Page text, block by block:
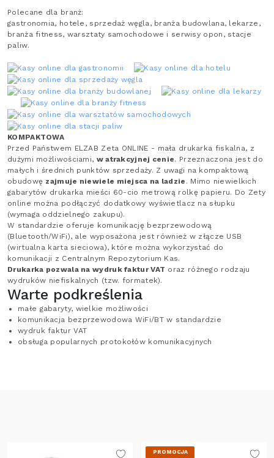
Polecane dla branż:
gastronomia, hotele, sprzedaż węgla, branża budowlana, lekarze,
branża fitness, warsztaty samochodowe i serwisy opon, stacje
paliw.
KOMPAKTOWA
Przed Państwem ELZAB Zeta ONLINE - mała drukarka fiskalna, z
dużymi możliwościami, w atrakcyjnej cenie. Przeznaczona jest do
małych i średnich punktów sprzedaży. Z uwagi na kompaktową
obudowę zajmuje niewiele miejsca na ladzie . Mimo niewielkich
gabarytów drukarka mieści 60-cio metrową rolkę papieru. Do Zety
online można podłączyć dodatkowy wyświetlacz na słupku
(wymaga oddzielnego zakupu).
W standardzie oferuje komunikację bezprzewodową
(Bluetooth/WiFi), ale wyposażona jest również w złącze USB
(wirtualna karta sieciowa), które można wykorzystać do
komunikacji z Centralnym Repozytorium Kas.
Drukarka pozwala na wydruk faktur VAT oraz różnego rodzaju
wydruków niefiskalnych (tzw. formatek).
Warte podkreślenia
małe gabaryty, wielkie możliwości
komunikacja bezprzewodowa WiFi/BT w standardzie
wydruk faktur VAT
obsługa popularnych protokołów komunikacyjnych
PROMOCJA